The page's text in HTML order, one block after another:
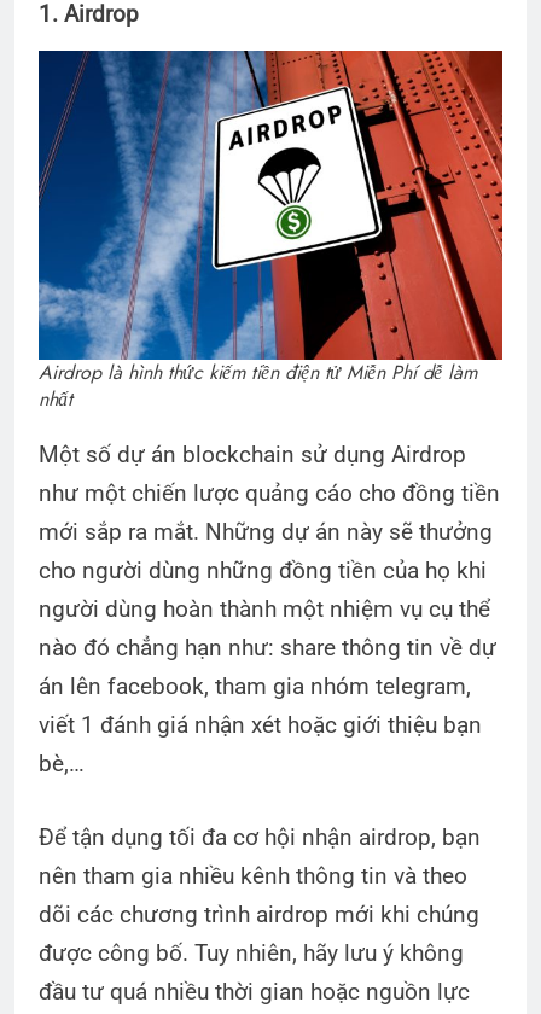
1. Airdrop
Airdrop là hình thức kiếm tiền điện tử Miễn Phí dễ làm
nhất
Một số dự án blockchain sử dụng Airdrop
như một chiến lược quảng cáo cho đồng tiền
mới sắp ra mắt. Những dự án này sẽ thưởng
cho người dùng những đồng tiền của họ khi
người dùng hoàn thành một nhiệm vụ cụ thể
nào đó chẳng hạn như: share thông tin về dự
án lên facebook, tham gia nhóm telegram,
viết 1 đánh giá nhận xét hoặc giới thiệu bạn
bè,…
Để tận dụng tối đa cơ hội nhận airdrop, bạn
nên tham gia nhiều kênh thông tin và theo
dõi các chương trình airdrop mới khi chúng
được công bố. Tuy nhiên, hãy lưu ý không
đầu tư quá nhiều thời gian hoặc nguồn lực